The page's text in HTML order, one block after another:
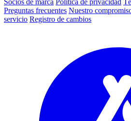
Preguntas frecuentes Nuestro
servicio Registro de cambios